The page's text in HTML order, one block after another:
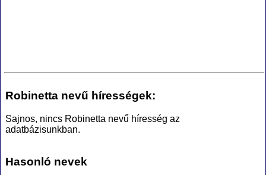
Robinetta nevű hírességek:
Sajnos, nincs Robinetta nevű híresség az
adatbázisunkban.
Hasonló nevek